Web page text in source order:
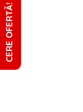
CERE OFERTĂ!